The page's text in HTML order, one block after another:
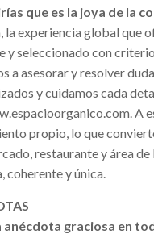
que es la joya de la
la experiencia global que
y seleccionado con
a asesorar y resolver
y cuidamos cada
A
propio, lo que
restaurante y área
coherente y única.
anécdota graciosa en